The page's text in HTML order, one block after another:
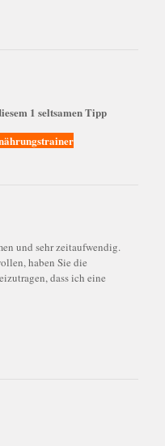
1 seltsamen Tipp
und sehr zeitaufwendig.
haben Sie die
dass ich eine